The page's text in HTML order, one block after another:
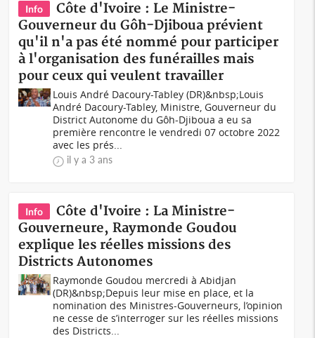
Info
Côte d'Ivoire : Le Ministre-
Gouverneur du Gôh-Djiboua prévient
qu'il n'a pas été nommé pour participer
à l'organisation des funérailles mais
pour ceux qui veulent travailler
Louis André Dacoury-Tabley (DR)&nbsp;Louis
André Dacoury-Tabley, Ministre, Gouverneur du
District Autonome du Gôh-Djiboua a eu sa
première rencontre le vendredi 07 octobre 2022
avec les prés...
il y a 3 ans
Info
Côte d'Ivoire : La Ministre-
Gouverneure, Raymonde Goudou
explique les réelles missions des
Districts Autonomes
Raymonde Goudou mercredi à Abidjan
(DR)&nbsp;Depuis leur mise en place, et la
nomination des Ministres-Gouverneurs, l’opinion
ne cesse de s’interroger sur les réelles missions
des Districts...